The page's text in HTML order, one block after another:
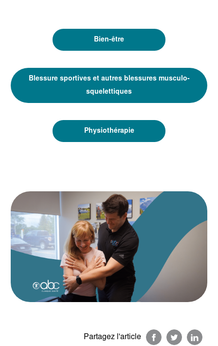
Bien-être
Blessure sportives et autres blessures musculo-
squelettiques
Physiothérapie
Partagez l'article